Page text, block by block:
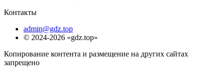
Контакты
admin@gdz.top
© 2024-2026 «gdz.top»
Копирование контента и размещение на других сайтах
запрещено